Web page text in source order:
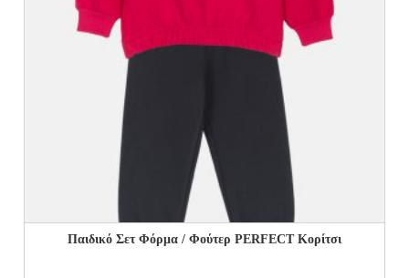
Παιδικό Σετ Φόρμα / Φούτερ PERFECT Kορίτσι